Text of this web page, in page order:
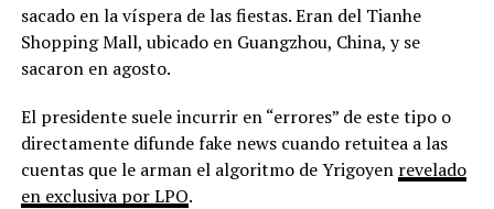
sacado en la víspera de las fiestas. Eran del Tianhe
Shopping Mall, ubicado en Guangzhou, China, y se
sacaron en agosto.
El presidente suele incurrir en “errores” de este tipo o
directamente difunde fake news cuando retuitea a las
cuentas que le arman el algoritmo de Yrigoyen revelado
en exclusiva por LPO.